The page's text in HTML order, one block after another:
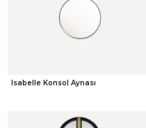
Isabelle Konsol Aynası